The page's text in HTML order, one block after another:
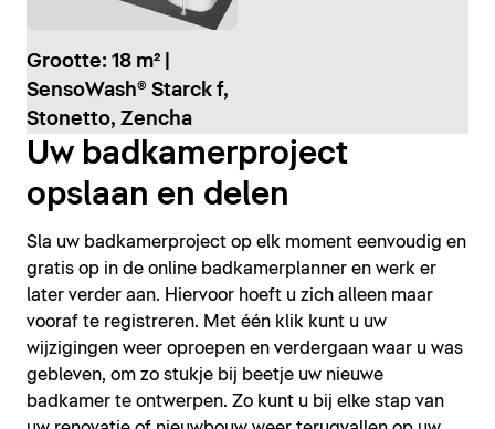
Grootte: 18 m² |
SensoWash® Starck f,
Stonetto, Zencha
Uw badkamerproject
opslaan en delen
Sla uw badkamerproject op elk moment eenvoudig en
gratis op in de online badkamerplanner en werk er
later verder aan. Hiervoor hoeft u zich alleen maar
vooraf te registreren. Met één klik kunt u uw
wijzigingen weer oproepen en verdergaan waar u was
gebleven, om zo stukje bij beetje uw nieuwe
badkamer te ontwerpen. Zo kunt u bij elke stap van